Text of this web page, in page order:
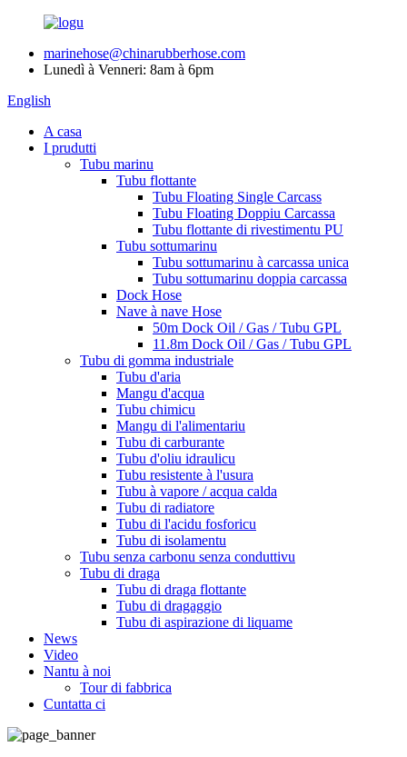
marinehose@chinarubberhose.com
Lunedì à Venneri: 8am à 6pm
English
A casa
I prudutti
Tubu marinu
Tubu flottante
Tubu Floating Single Carcass
Tubu Floating Doppiu Carcassa
Tubu flottante di rivestimentu PU
Tubu sottumarinu
Tubu sottumarinu à carcassa unica
Tubu sottumarinu doppia carcassa
Dock Hose
Nave à nave Hose
50m Dock Oil / Gas / Tubu GPL
11.8m Dock Oil / Gas / Tubu GPL
Tubu di gomma industriale
Tubu d'aria
Mangu d'acqua
Tubu chimicu
Mangu di l'alimentariu
Tubu di carburante
Tubu d'oliu idraulicu
Tubu resistente à l'usura
Tubu à vapore / acqua calda
Tubu di radiatore
Tubu di l'acidu fosforicu
Tubu di isolamentu
Tubu senza carbonu senza conduttivu
Tubu di draga
Tubu di draga flottante
Tubu di dragaggio
Tubu di aspirazione di liquame
News
Video
Nantu à noi
Tour di fabbrica
Cuntatta ci